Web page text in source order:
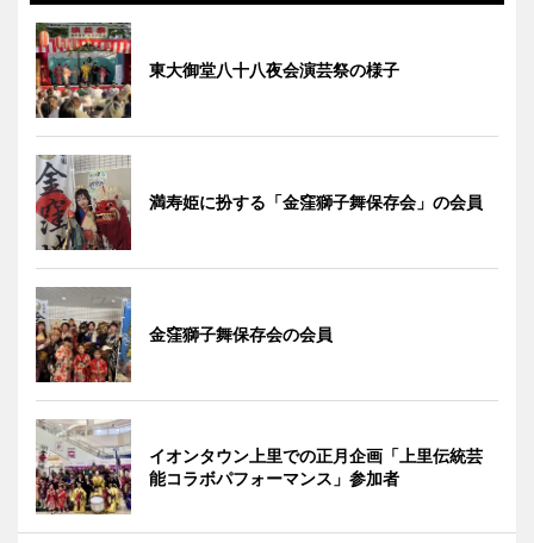
東大御堂八十八夜会演芸祭の様子
満寿姫に扮する「金窪獅子舞保存会」の会員
金窪獅子舞保存会の会員
イオンタウン上里での正月企画「上里伝統芸
能コラボパフォーマンス」参加者